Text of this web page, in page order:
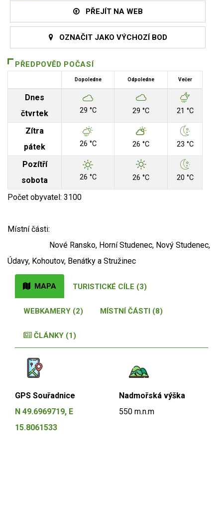
PŘEJÍT NA WEB
OZNAČIT JAKO VÝCHOZÍ BOD
PŘEDPOVĚD POČASÍ
Dopoledne Odpoledne Večer
Dnes
čtvrtek
29 °C 29 °C 21 °C
Zítra
pátek
26 °C 26 °C 23 °C
Pozítří
sobota
26 °C 26 °C 20 °C
Počet obyvatel: 3100
Místní části:
Nové Ransko, Horní Studenec, Nový Studenec,
Údavy, Kohoutov, Benátky a Stružinec
MAPA TURISTICKÉ CÍLE (3)
WEBKAMERY (2) MÍSTNÍ ČÁSTI (8)
ČLÁNKY (1)
GPS Souřadnice
N 49.6969719, E
15.8061533
Nadmořská výška
550 m.n.m